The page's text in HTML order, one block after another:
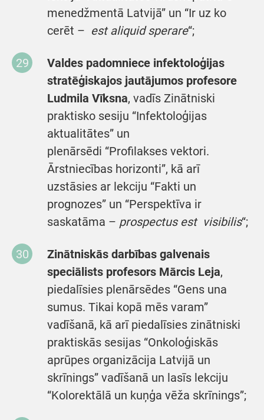
menedžmentā Latvijā” un “Ir uz ko
cerēt – est aliquid sperare“;
Valdes padomniece infektoloģijas
stratēģiskajos jautājumos profesore
Ludmila Vīksna, vadīs Zinātniski
praktisko sesiju “Infektoloģijas
aktualitātes” un
plenārsēdi “Profilakses vektori.
Ārstniecības horizonti”, kā arī
uzstāsies ar lekciju “Fakti un
prognozes” un “Perspektīva ir
saskatāma – prospectus est visibilis“;
Zinātniskās darbības galvenais
speciālists profesors Mārcis Leja,
piedalīsies plenārsēdes “Gens una
sumus. Tikai kopā mēs varam”
vadīšanā, kā arī piedalīsies zinātniski
praktiskās sesijas “Onkoloģiskās
aprūpes organizācija Latvijā un
skrīnings” vadīšanā un lasīs lekciju
“Kolorektālā un kuņģa vēža skrīnings”;